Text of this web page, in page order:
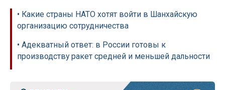
• Какие страны НАТО хотят войти в Шанхайскую
организацию сотрудничества
• Адекватный ответ: в России готовы к
производству ракет средней и меньшей дальности